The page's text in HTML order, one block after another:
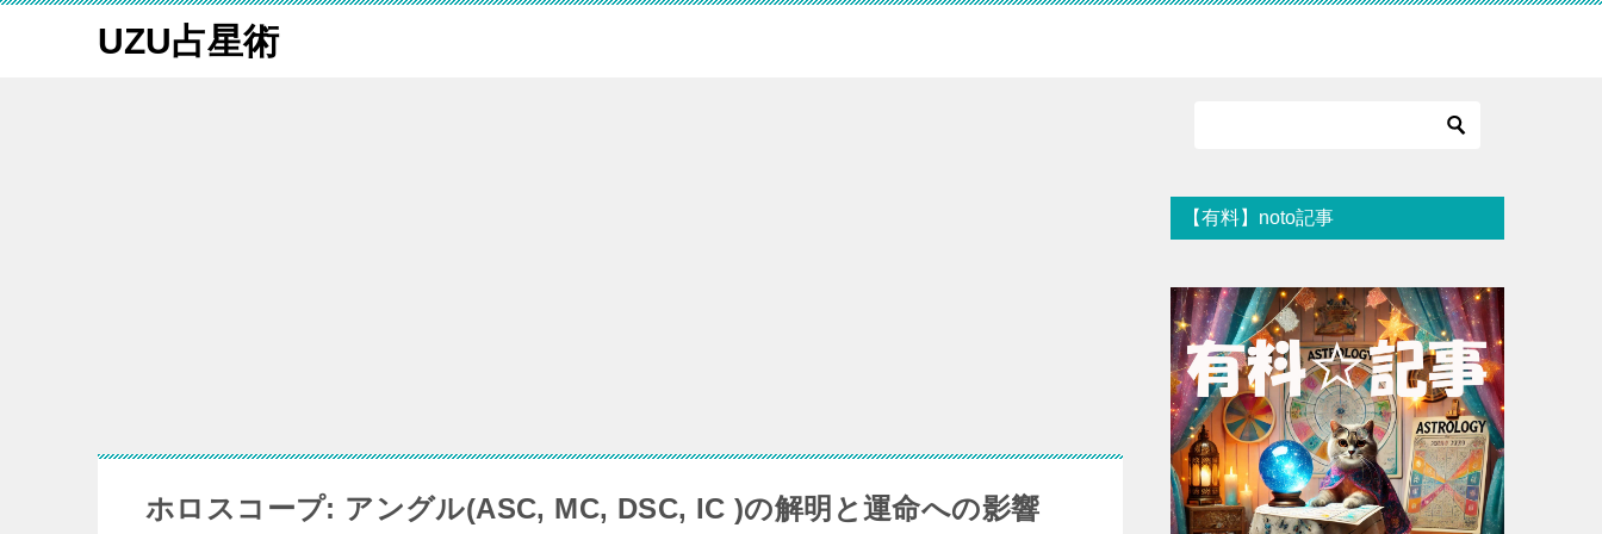
UZU占星術
ホロスコープ: アングル(ASC, MC, DSC, IC )の解明と運命への影響
【有料】noto記事